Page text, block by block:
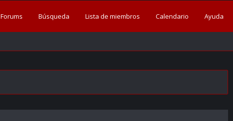
Forums Búsqueda Lista de miembros Calendario Ayuda